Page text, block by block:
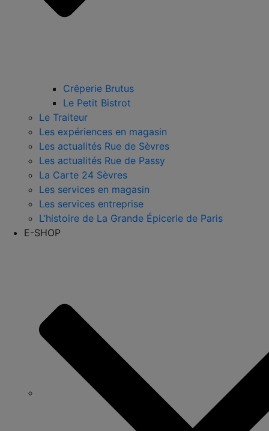
Crêperie Brutus
Le Petit Bistrot
Le Traiteur
Les expériences en magasin
Les actualités Rue de Sèvres
Les actualités Rue de Passy
La Carte 24 Sèvres
Les services en magasin
Les services entreprise
L’histoire de La Grande Épicerie de Paris
E-SHOP